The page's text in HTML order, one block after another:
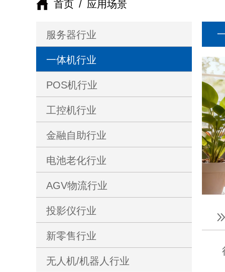
首页 / 应用场景
服务器行业
一体机行业
POS机行业
工控机行业
金融自助行业
电池老化行业
AGV物流行业
投影仪行业
新零售行业
无人机/机器人行业